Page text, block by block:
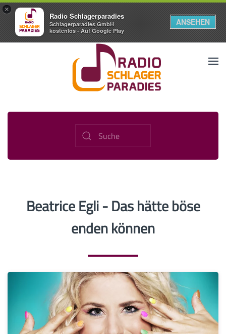
×
Radio Schlagerparadies
Schlagerparadies GmbH
kostenlos - Auf Google Play
ANSEHEN
Beatrice Egli - Das hätte böse
enden können